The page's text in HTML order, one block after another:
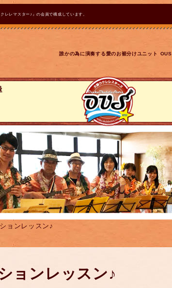
レレマスター♪』の会員で構成しています。
誰かの為に演奏する愛のお裾分けユニット OUS
ョンレッスン♪
ョンレッスン♪